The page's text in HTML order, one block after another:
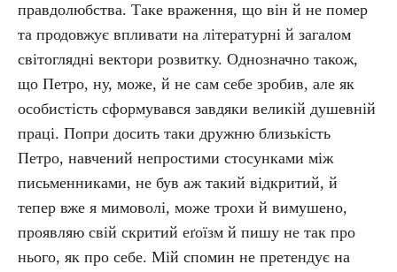
правдолюбства. Таке враження, що він й не помер
та продовжує впливати на літературні й загалом
світоглядні вектори розвитку. Однозначно також,
що Петро, ну, може, й не сам себе зробив, але як
особистість сформувався завдяки великій душевній
праці. Попри досить таки дружню близькість
Петро, навчений непростими стосунками між
письменниками, не був аж такий відкритий, й
тепер вже я мимоволі, може трохи й вимушено,
проявляю свій скритий еґоїзм й пишу не так про
нього, як про себе. Мій спомин не претендує на